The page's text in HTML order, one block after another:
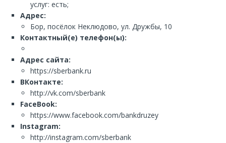
услуг: есть;
Адрес:
Бор, посёлок Неклюдово, ул. Дружбы, 10
Контактный(е) телефон(ы):
Адрес сайта:
https://sberbank.ru
ВКонтакте:
http://vk.com/sberbank
FaceBook:
https://www.facebook.com/bankdruzey
Instagram:
http://instagram.com/sberbank